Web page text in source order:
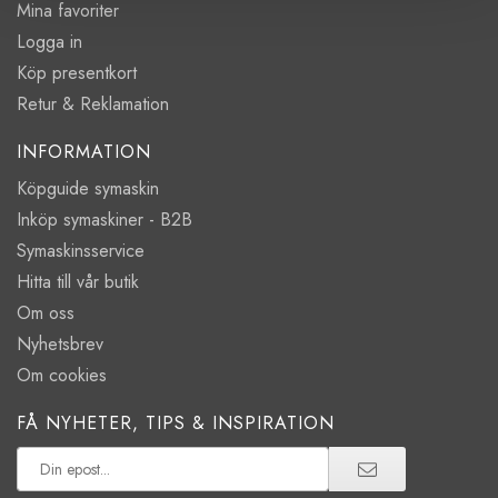
Mina favoriter
Logga in
Köp presentkort
Retur & Reklamation
INFORMATION
Köpguide symaskin
Inköp symaskiner - B2B
Symaskinsservice
Hitta till vår butik
Om oss
Nyhetsbrev
Om cookies
FÅ NYHETER, TIPS & INSPIRATION